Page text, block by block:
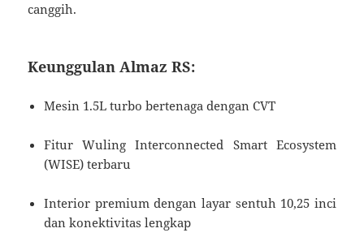
canggih.
Keunggulan Almaz RS:
Mesin 1.5L turbo bertenaga dengan CVT
Fitur Wuling Interconnected Smart Ecosystem
(WISE) terbaru
Interior premium dengan layar sentuh 10,25 inci
dan konektivitas lengkap